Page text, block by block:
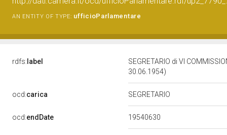
AN ENTITY OF TYPE: ufficioParlamentare
rdfs: label
SEGRETARIO di VI
30.06.1954)
ocd:carica SEGRETARIO
ocd:endDate 19540630